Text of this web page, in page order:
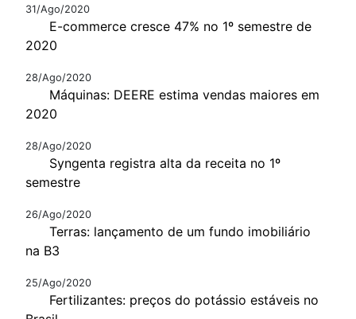
31/Ago/2020
E-commerce cresce 47% no 1º semestre de
2020
28/Ago/2020
Máquinas: DEERE estima vendas maiores em
2020
28/Ago/2020
Syngenta registra alta da receita no 1º
semestre
26/Ago/2020
Terras: lançamento de um fundo imobiliário
na B3
25/Ago/2020
Fertilizantes: preços do potássio estáveis no